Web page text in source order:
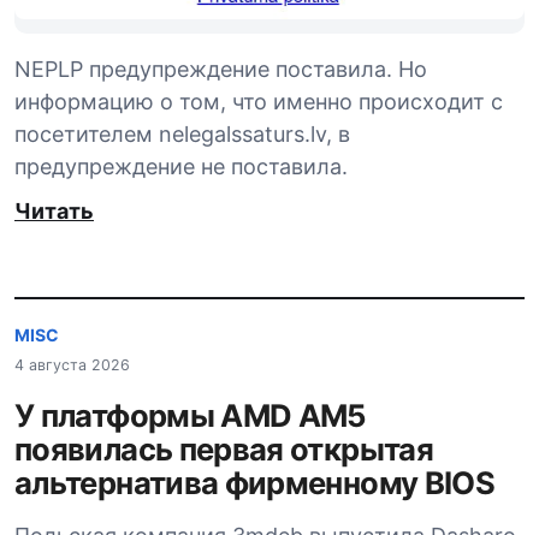
NEPLP предупреждение поставила. Но
информацию о том, что именно происходит с
посетителем nelegalssaturs.lv, в
предупреждение не поставила.
Читать
MISC
4 августа 2026
У платформы AMD AM5
появилась первая открытая
альтернатива фирменному BIOS